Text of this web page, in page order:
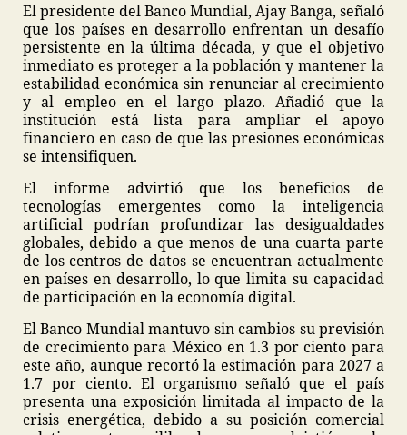
El presidente del Banco Mundial, Ajay Banga, señaló
que los países en desarrollo enfrentan un desafío
persistente en la última década, y que el objetivo
inmediato es proteger a la población y mantener la
estabilidad económica sin renunciar al crecimiento
y al empleo en el largo plazo. Añadió que la
institución está lista para ampliar el apoyo
financiero en caso de que las presiones económicas
se intensifiquen.
El informe advirtió que los beneficios de
tecnologías emergentes como la inteligencia
artificial podrían profundizar las desigualdades
globales, debido a que menos de una cuarta parte
de los centros de datos se encuentran actualmente
en países en desarrollo, lo que limita su capacidad
de participación en la economía digital.
El Banco Mundial mantuvo sin cambios su previsión
de crecimiento para México en 1.3 por ciento para
este año, aunque recortó la estimación para 2027 a
1.7 por ciento. El organismo señaló que el país
presenta una exposición limitada al impacto de la
crisis energética, debido a su posición comercial